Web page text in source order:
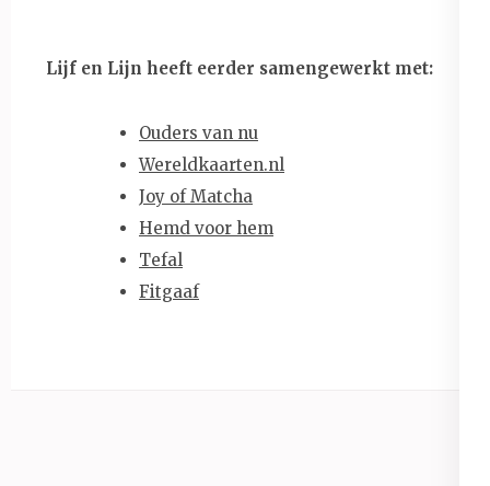
Lijf en Lijn heeft eerder samengewerkt met:
Ouders van nu
Wereldkaarten.nl
Joy of Matcha
Hemd voor hem
Tefal
Fitgaaf